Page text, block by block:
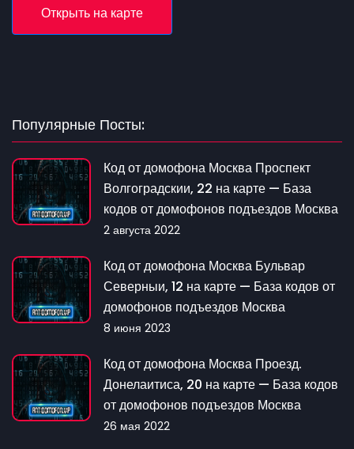
Открыть на карте
Популярные Посты:
Код от домофона Москва Проспект
Волгоградскии, 22 на карте — База
кодов от домофонов подъездов Москва
2 августа 2022
Код от домофона Москва Бульвар
Северныи, 12 на карте — База кодов от
домофонов подъездов Москва
8 июня 2023
Код от домофона Москва Проезд.
Донелаитиса, 20 на карте — База кодов
от домофонов подъездов Москва
26 мая 2022